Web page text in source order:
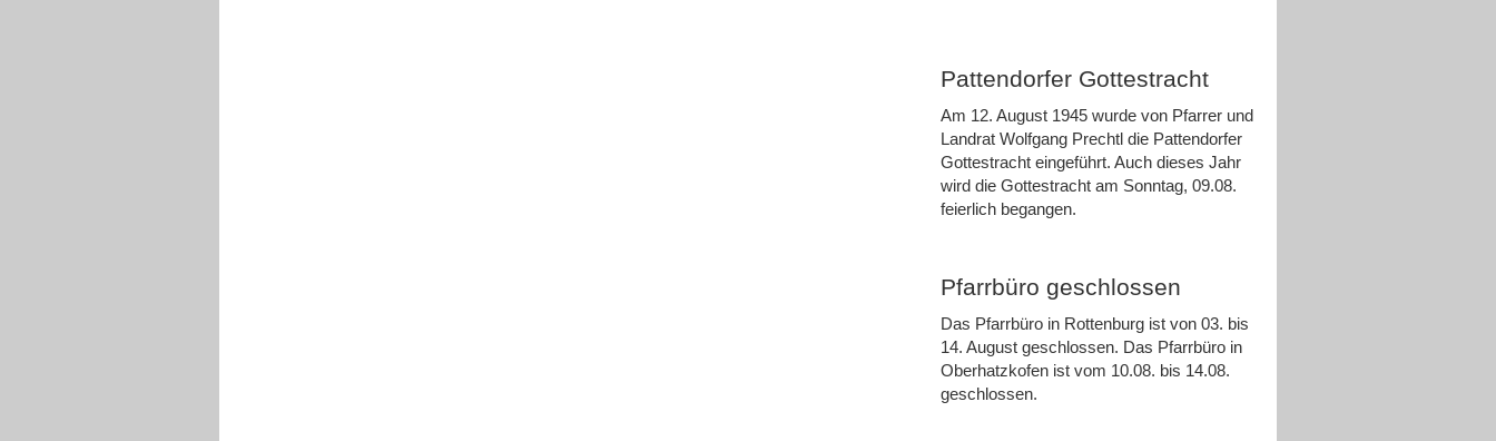
Pattendorfer Gottestracht
Am 12. August 1945 wurde von Pfarrer und
Landrat Wolfgang Prechtl die Pattendorfer
Gottestracht eingeführt. Auch dieses Jahr
wird die Gottestracht am Sonntag, 09.08.
feierlich begangen.
Pfarrbüro geschlossen
Das Pfarrbüro in Rottenburg ist von 03. bis
14. August geschlossen. Das Pfarrbüro in
Oberhatzkofen ist vom 10.08. bis 14.08.
geschlossen.